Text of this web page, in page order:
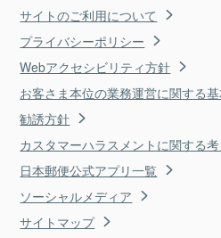
サイトのご利用について
プライバシーポリシー
Webアクセシビリティ方針
お客さま本位の業務運営に関する
勧誘方針
カスタマーハラスメントに関する
日本郵便公式アプリ一覧
ソーシャルメディア
サイトマップ